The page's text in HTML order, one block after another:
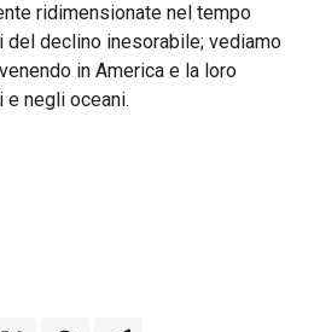
ridimensionate nel tempo
declino inesorabile; vediamo
in America e la loro
negli oceani.